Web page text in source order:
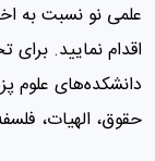
علمی نو نسبت به
اقدام نمایید.
دانشکده‌های علوم
حقوق، الهیات،